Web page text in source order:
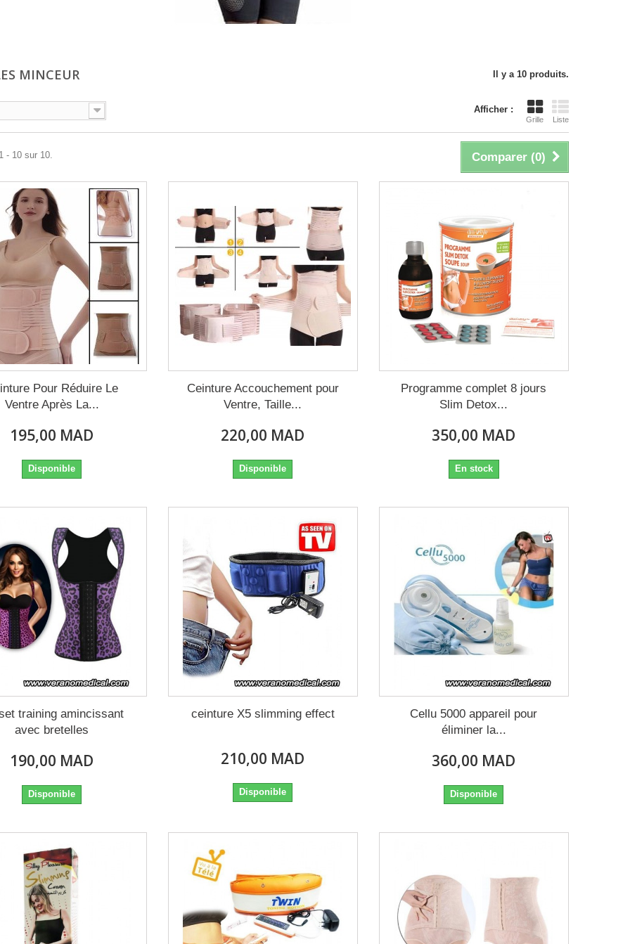
MINCEUR Il y a 10 produits.
Afficher :
Grille Liste
Comparer (0)
- 10 sur 10.
Pour Réduire Le
Ventre Après La...
195,00 MAD
Disponible
Ceinture Accouchement pour
Ventre, Taille...
220,00 MAD
Disponible
Programme complet 8 jours
Slim Detox...
350,00 MAD
En stock
training amincissant
avec bretelles
190,00 MAD
Disponible
ceinture X5 slimming effect
210,00 MAD
Disponible
Cellu 5000 appareil pour
éliminer la...
360,00 MAD
Disponible